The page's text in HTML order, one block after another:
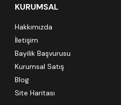
KURUMSAL
Hakkımızda
İletişim
Bayilik Başvurusu
Kurumsal Satış
Blog
Site Haritası